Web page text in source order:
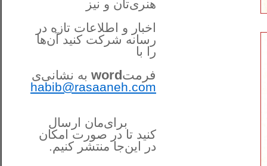
هنری‌تان و نیز
اخبار و اطلاعات تازه در
رسانه شرکت کنید آن‌ها
را با
فرمتword به نشانی‌ی
habib@rasaaneh.com
برای‌مان ارسال
کنید تا در صورت امکان
در این‌جامنتشر کنیم.